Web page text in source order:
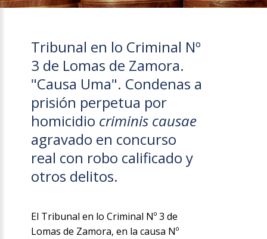
Tribunal en lo Criminal Nº
3 de Lomas de Zamora.
"Causa Uma". Condenas a
prisión perpetua por
homicidio criminis causae
agravado en concurso
real con robo calificado y
otros delitos.
El Tribunal en lo Criminal Nº 3 de
Lomas de Zamora, en la causa Nº